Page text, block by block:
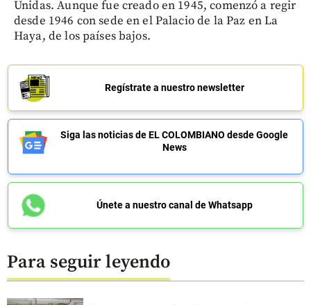
Unidas. Aunque fue creado en 1945, comenzó a regir
desde 1946 con sede en el Palacio de la Paz en La
Haya, de los países bajos.
Regístrate a nuestro newsletter
Siga las noticias de EL COLOMBIANO desde Google
News
Únete a nuestro canal de Whatsapp
Para seguir leyendo